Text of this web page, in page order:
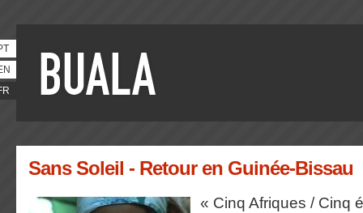
Sans Soleil - Retour en Guinée-Bissau
« Cinq Afriques / Cinq